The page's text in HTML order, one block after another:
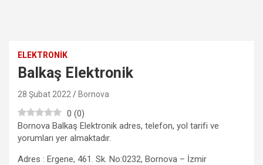
ELEKTRONIK
Balkaş Elektronik
28 Şubat 2022 Bornova
0 (0)
Bornova Balkaş Elektronik adres, telefon, yol tarifi ve
yorumları yer almaktadır.
Adres : Ergene, 461. Sk. No:0232, Bornova – İzmir